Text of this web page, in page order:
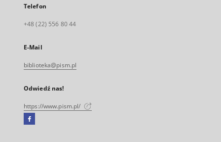
Telefon
+48 (22) 556 80 44
E-Mail
biblioteka@pism.pl
Odwiedź nas!
https://www.pism.pl/
Facebook